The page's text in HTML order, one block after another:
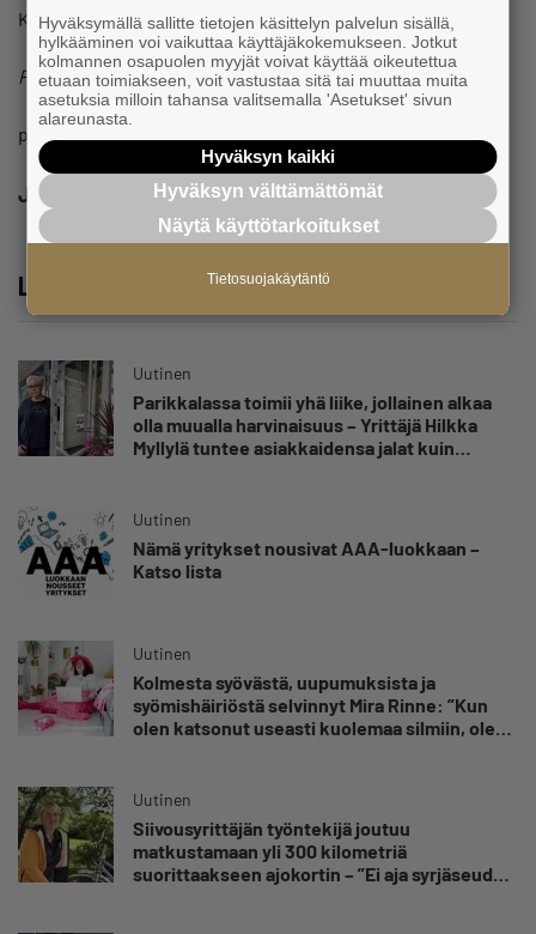
Kuva: Getty Images
Pauli Reinikainen
pauli.reinikainen (at) yrittajat.fi
Jaa
Lue lisää
Uutinen
Parikkalassa toimii yhä liike, jollainen alkaa
olla muualla harvinaisuus – Yrittäjä Hilkka
Myllylä tuntee asiakkaidensa jalat kuin
Uutinen
Nämä yritykset nousivat AAA-luokkaan –
Katso lista
Uutinen
Kolmesta syövästä, uupumuksista ja
syömishäiriöstä selvinnyt Mira Rinne: ”Kun
olen katsonut useasti kuolemaa silmiin, olen
Uutinen
Siivousyrittäjän työntekijä joutuu
matkustamaan yli 300 kilometriä
suorittaakseen ajokortin – ”Ei aja syrjäseudun
Hyväksymällä sallitte tietojen käsittelyn palvelun sisällä,
hylkääminen voi vaikuttaa käyttäjäkokemukseen. Jotkut
kolmannen osapuolen myyjät voivat käyttää oikeutettua
etuaan toimiakseen, voit vastustaa sitä tai muuttaa muita
asetuksia milloin tahansa valitsemalla 'Asetukset' sivun
alareunasta.
Hyväksyn kaikki
Hyväksyn välttämättömät
Näytä käyttötarkoitukset
Tietosuojakäytäntö